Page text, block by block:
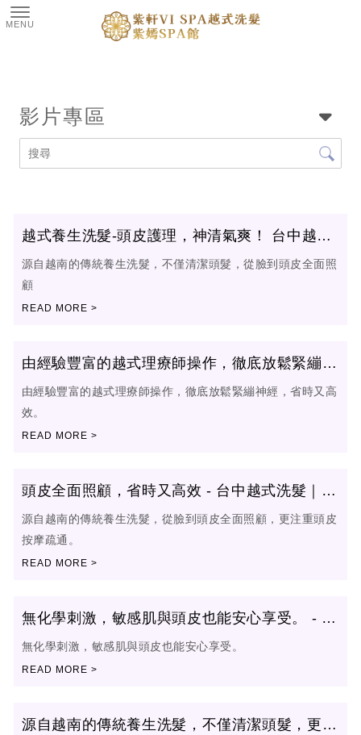
影片專區
越式養生洗髮-頭皮護理，神清氣爽！ 台中越式
洗頭｜西區越式洗頭
源自越南的傳統養生洗髮，不僅清潔頭髮，從臉到頭皮全面照
顧
由經驗豐富的越式理療師操作，徹底放鬆緊繃神
經。 - 台中越式洗髮按摩｜西區越式洗髮按摩
由經驗豐富的越式理療師操作，徹底放鬆緊繃神經，省時又高
效。
頭皮全面照顧，省時又高效 - 台中越式洗髮｜西
區越式洗髮
源自越南的傳統養生洗髮，從臉到頭皮全面照顧，更注重頭皮
按摩疏通。
無化學刺激，敏感肌與頭皮也能安心享受。 - 台
中越式洗髮按摩｜西區越式洗髮按摩
無化學刺激，敏感肌與頭皮也能安心享受。
源自越南的傳統養生洗髮，不僅清潔頭髮，更注